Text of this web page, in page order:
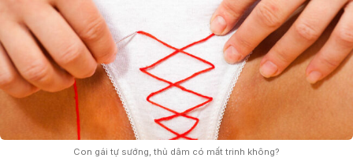
Con gái tự sướng, thủ dâm có mất trinh không?